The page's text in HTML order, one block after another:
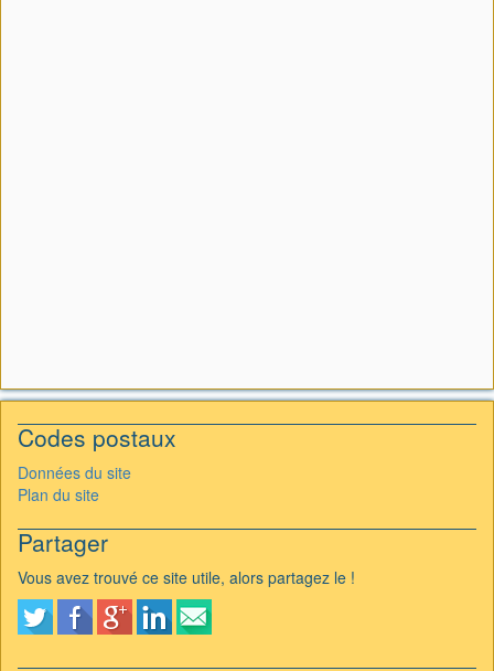
Codes postaux
Données du site
Plan du site
Partager
Vous avez trouvé ce site utile, alors partagez le !